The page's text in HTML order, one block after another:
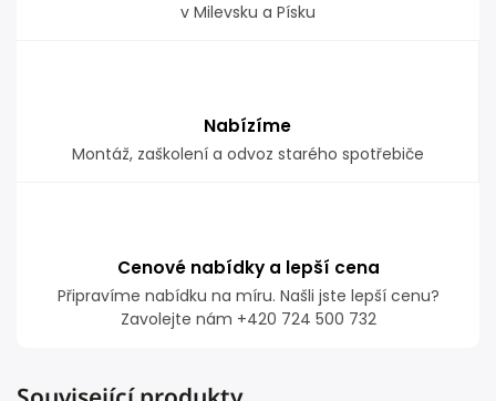
v Milevsku a Písku
Nabízíme
Montáž, zaškolení a odvoz starého spotřebiče
Cenové nabídky a lepší cena
Připravíme nabídku na míru. Našli jste lepší cenu?
Zavolejte nám +420 724 500 732